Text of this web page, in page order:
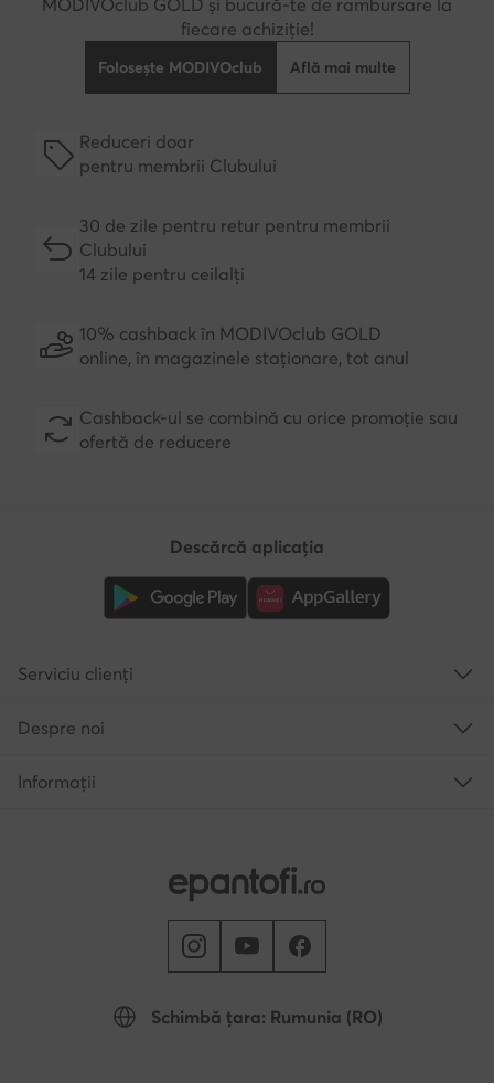
fiecare achiziție!
Folosește MODIVOclub Află mai multe
Reduceri doar
pentru membrii Clubului
30 de zile pentru retur pentru membrii
Clubului
14 zile pentru ceilalți
10% cashback în MODIVOclub GOLD
online, în magazinele staționare, tot anul
Cashback-ul se combină cu orice promoție sau
ofertă de reducere
Schimbă țara: Rumunia (RO)
Descărcă aplicația
Serviciu clienți
Despre noi
Informații